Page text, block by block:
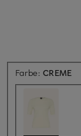
Farbe:CREME